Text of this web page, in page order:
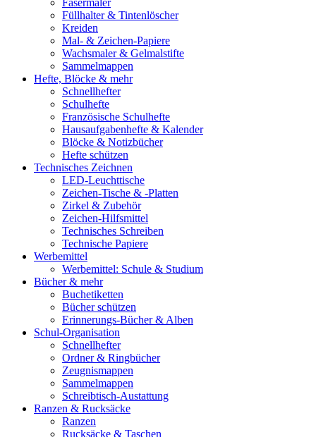
Fasermaler
Füllhalter & Tintenlöscher
Kreiden
Mal- & Zeichen-Papiere
Wachsmaler & Gelmalstifte
Sammelmappen
Hefte, Blöcke & mehr
Schnellhefter
Schulhefte
Französische Schulhefte
Hausaufgabenhefte & Kalender
Blöcke & Notizbücher
Hefte schützen
Technisches Zeichnen
LED-Leuchttische
Zeichen-Tische & -Platten
Zirkel & Zubehör
Zeichen-Hilfsmittel
Technisches Schreiben
Technische Papiere
Werbemittel
Werbemittel: Schule & Studium
Bücher & mehr
Buchetiketten
Bücher schützen
Erinnerungs-Bücher & Alben
Schul-Organisation
Schnellhefter
Ordner & Ringbücher
Zeugnismappen
Sammelmappen
Schreibtisch-Austattung
Ranzen & Rucksäcke
Ranzen
Rucksäcke & Taschen